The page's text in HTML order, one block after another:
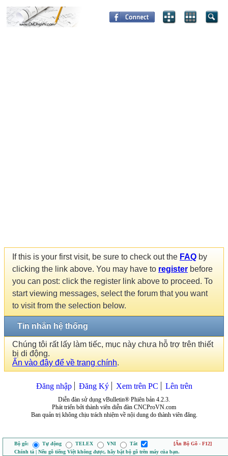
If this is your first visit, be sure to check out the FAQ by
clicking the link above. You may have to register before
you can post: click the register link above to proceed. To
start viewing messages, select the forum that you want
to visit from the selection below.
Tin nhắn hệ thống
Chúng tôi rất lấy làm tiếc, mục này chưa hỗ trợ trên thiết
bị di động.
Ấn vào đây để về trang chính.
Đăng nhập Đăng Ký Xem trên PC Lên trên
Diễn đàn sử dụng vBulletin® Phiên bản 4.2.3.
Phát triển bởi thành viên diễn đàn CNCProVN.com
Ban quản trị không chịu trách nhiệm về nội dung do thành viên đăng.
Bộ gõ: Tự động TELEX VNI Tắt
[Ẩn Bộ Gõ - F12]
Chính tả | Nếu gõ tiếng Việt không được, hãy bật bộ gõ trên máy của bạn.